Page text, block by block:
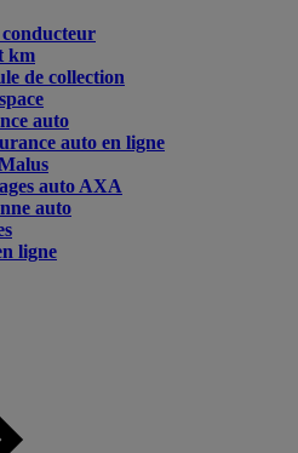
km
de collection
auto
auto en ligne
auto AXA
auto
ligne